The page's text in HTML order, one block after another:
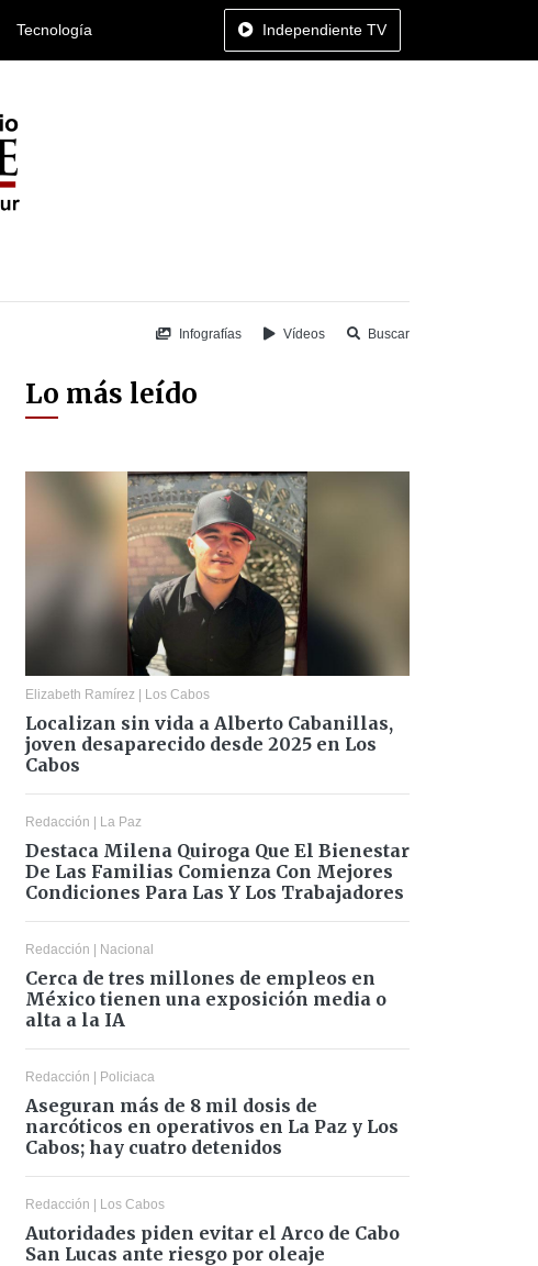
Tecnología Independiente TV
Infografías Vídeos Buscar
Lo más leído
Elizabeth Ramírez | Los Cabos
Localizan sin vida a Alberto Cabanillas,
joven desaparecido desde 2025 en Los
Cabos
Redacción | La Paz
Destaca Milena Quiroga Que El Bienestar
De Las Familias Comienza Con Mejores
Condiciones Para Las Y Los Trabajadores
Redacción | Nacional
Cerca de tres millones de empleos en
México tienen una exposición media o
alta a la IA
Redacción | Policiaca
Aseguran más de 8 mil dosis de
narcóticos en operativos en La Paz y Los
Cabos; hay cuatro detenidos
Redacción | Los Cabos
Autoridades piden evitar el Arco de Cabo
San Lucas ante riesgo por oleaje